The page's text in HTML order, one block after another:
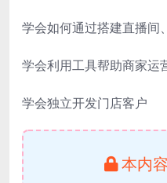
学会如何通过搭建直播间
学会利用工具帮助商家运
学会独立开发门店客户
本内